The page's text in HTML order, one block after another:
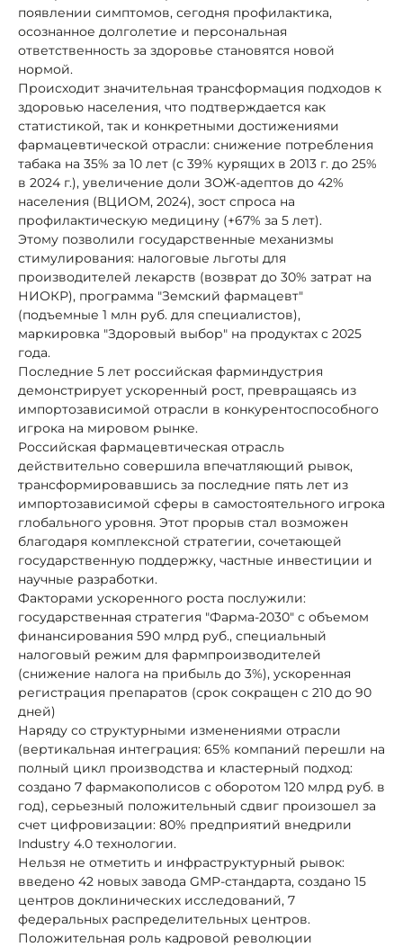
появлении симптомов, сегодня профилактика,
осознанное долголетие и персональная
ответственность за здоровье становятся новой
нормой.
Происходит значительная трансформация подходов к
здоровью населения, что подтверждается как
статистикой, так и конкретными достижениями
фармацевтической отрасли: снижение потребления
табака на 35% за 10 лет (с 39% курящих в 2013 г. до 25%
в 2024 г.), увеличение доли ЗОЖ-адептов до 42%
населения (ВЦИОМ, 2024), зост спроса на
профилактическую медицину (+67% за 5 лет).
Этому позволили государственные механизмы
стимулирования: налоговые льготы для
производителей лекарств (возврат до 30% затрат на
НИОКР), программа "Земский фармацевт"
(подъемные 1 млн руб. для специалистов),
маркировка "Здоровый выбор" на продуктах с 2025
года.
Последние 5 лет российская фарминдустрия
демонстрирует ускоренный рост, превращаясь из
импортозависимой отрасли в конкурентоспособного
игрока на мировом рынке.
Российская фармацевтическая отрасль
действительно совершила впечатляющий рывок,
трансформировавшись за последние пять лет из
импортозависимой сферы в самостоятельного игрока
глобального уровня. Этот прорыв стал возможен
благодаря комплексной стратегии, сочетающей
государственную поддержку, частные инвестиции и
научные разработки.
Факторами ускоренного роста послужили:
государственная стратегия "Фарма-2030" с объемом
финансирования 590 млрд руб., специальный
налоговый режим для фармпроизводителей
(снижение налога на прибыль до 3%), ускоренная
регистрация препаратов (срок сокращен с 210 до 90
дней)
Наряду со структурными изменениями отрасли
(вертикальная интеграция: 65% компаний перешли на
полный цикл производства и кластерный подход:
создано 7 фармакополисов с оборотом 120 млрд руб. в
год), серьезный положительный сдвиг произошел за
счет цифровизации: 80% предприятий внедрили
Industry 4.0 технологии.
Нельзя не отметить и инфраструктурный рывок:
введено 42 новых завода GMP-стандарта, создано 15
центров доклинических исследований, 7
федеральных распределительных центров.
Положительная роль кадровой революции